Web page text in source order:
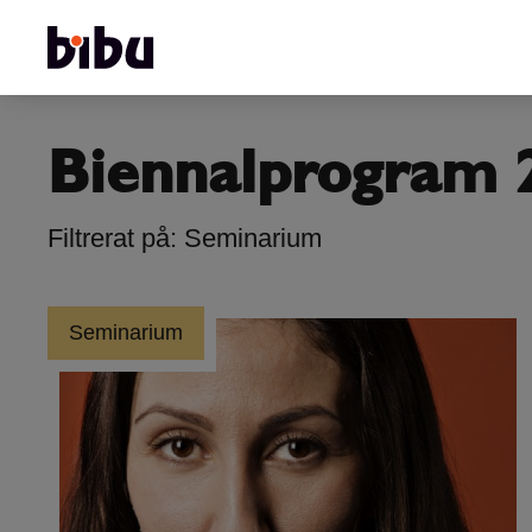
Biennalprogram
Filtrerat på: Seminarium
Seminarium